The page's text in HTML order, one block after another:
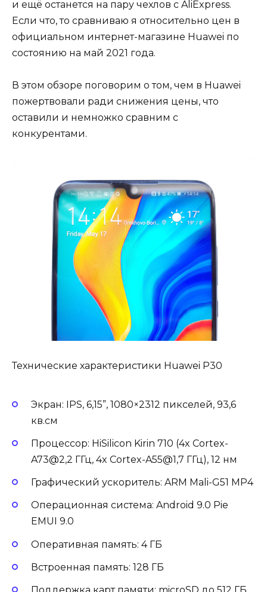
и ещё останется на пару чехлов с AliExpress.
Если что, то сравниваю я относительно цен в
официальном интернет-магазине Huawei по
состоянию на май 2021 года.
В этом обзоре поговорим о том, чем в Huawei
пожертвовали ради снижения цены, что
оставили и немножко сравним с
конкурентами.
Технические характеристики Huawei P30
Экран: IPS, 6,15”, 1080×2312 пикселей, 93,6
кв.см
Процессор: HiSilicon Kirin 710 (4x Cortex-
A73@2,2 ГГц, 4x Cortex-A55@1,7 ГГц), 12 нм
Графический ускоритель: ARM Mali-G51 MP4
Операционная система: Android 9.0 Pie
EMUI 9.0
Оперативная память: 4 ГБ
Встроенная память: 128 ГБ